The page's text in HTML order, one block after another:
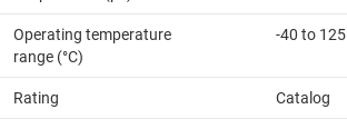
Operating temperature
range (°C)
-40 to 125
Rating Catalog